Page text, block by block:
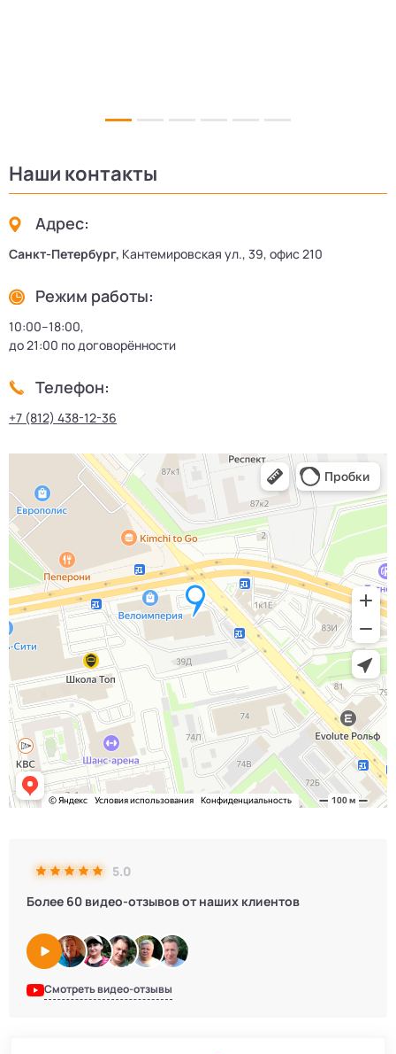
5.0
Более 60 видео-отзывов от наших клиентов
Смотреть видео-отзывы
Наши контакты
Адрес:
Санкт-Петербург, Кантемировская ул., 39, офис 210
Режим работы:
10:00–18:00,
до 21:00 по договорённости
Телефон:
+7 (812) 438-12-36